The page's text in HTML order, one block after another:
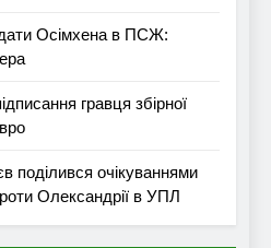
Осімхена в ПСЖ:
гравця збірної
поділився очікуваннями
Олександрії в УПЛ